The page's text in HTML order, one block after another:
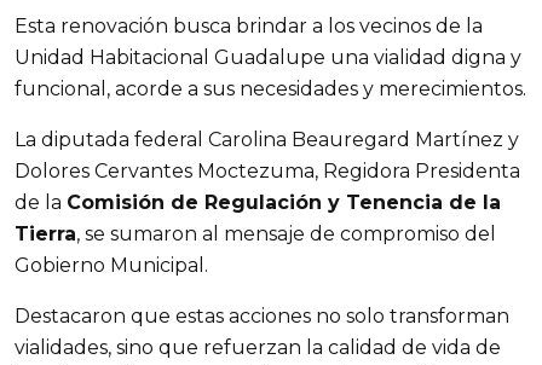
Esta renovación busca brindar a los vecinos de la
Unidad Habitacional Guadalupe una vialidad digna y
funcional, acorde a sus necesidades y merecimientos.
La diputada federal Carolina Beauregard Martínez y
Dolores Cervantes Moctezuma, Regidora Presidenta
de la Comisión de Regulación y Tenencia de la
Tierra, se sumaron al mensaje de compromiso del
Gobierno Municipal.
Destacaron que estas acciones no solo transforman
vialidades, sino que refuerzan la calidad de vida de